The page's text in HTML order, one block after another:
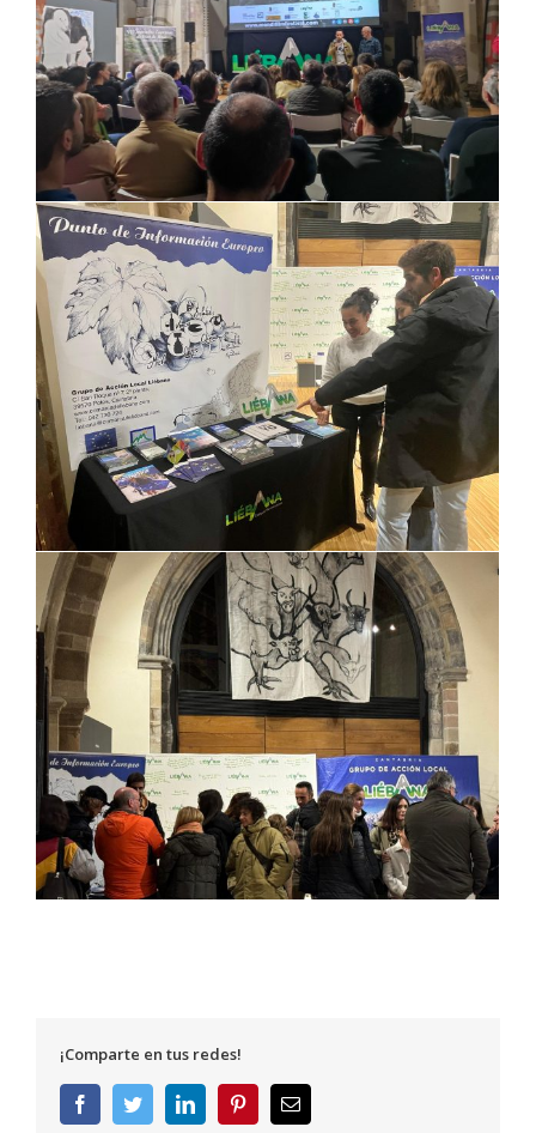
¡Comparte en tus redes!
FacebookTwitterLinkedInPinterestCorreo
electrónico